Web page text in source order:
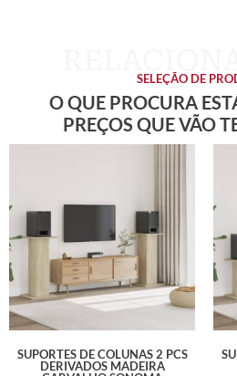
SELEÇÃO DE
O QUE PROCURA
PREÇOS QUE VÃO
SUPORTES DE COLUNAS 2 PCS
DERIVADOS MADEIRA